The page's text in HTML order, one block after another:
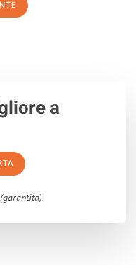
a
(garantita).